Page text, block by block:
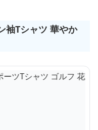
袖Tシャツ 華やか